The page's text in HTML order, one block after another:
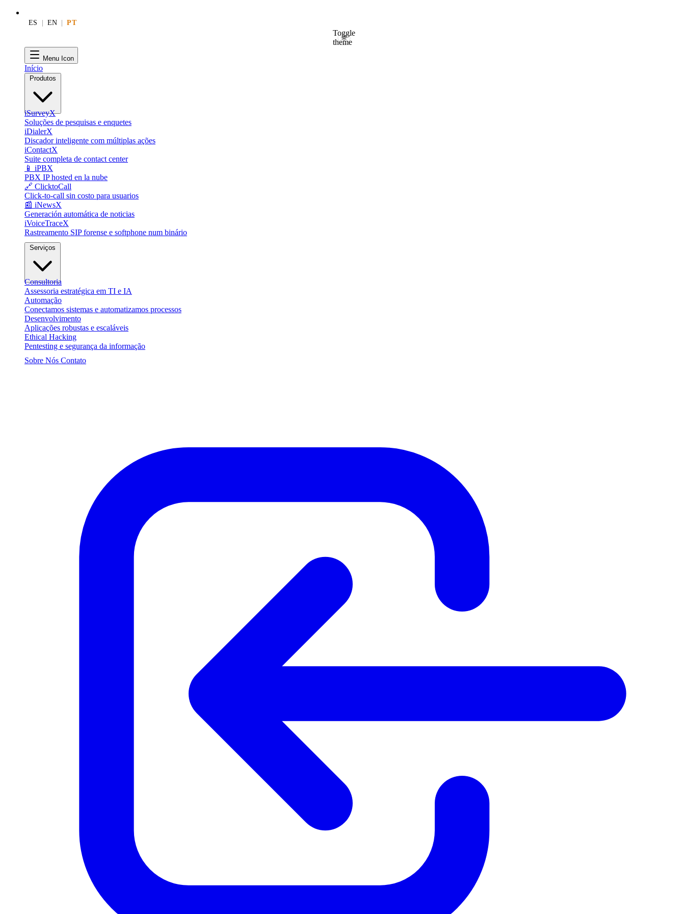
ES EN PT
Toggle
theme
Menu Icon
Início
Produtos
iSurveyX
Soluções de pesquisas e enquetes
iDialerX
Discador inteligente com múltiplas ações
iContactX
Suite completa de contact center
📱 iPBX
PBX IP hosted en la nube
🔗 ClicktoCall
Click-to-call sin costo para usuarios
📰 iNewsX
Generación automática de noticias
iVoiceTraceX
Rastreamento SIP forense e softphone num binário
Serviços
Consultoria
Assessoria estratégica em TI e IA
Automação
Conectamos sistemas e automatizamos processos
Desenvolvimento
Aplicações robustas e escaláveis
Ethical Hacking
Pentesting e segurança da informação
Sobre Nós Contato